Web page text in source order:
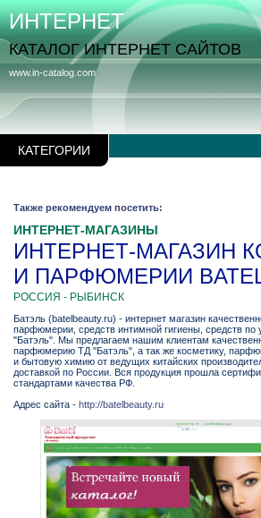
КАТЕГОРИИ
www.in-catalog.com
ИНТЕРНЕТ
КАТАЛОГ ИНТЕРНЕТ САЙТОВ
Также рекомендуем посетить:
ИНТЕРНЕТ-МАГАЗИНЫ
ИНТЕРНЕТ-МАГАЗИН
И ПАРФЮМЕРИИ
РОССИЯ - РЫБИНСК
Батэль (batelbeauty.ru) - интернет магазин
парфюмерии, средств интимной гигиены, средств
"Батэль". Мы предлагаем нашим клиентам
парфюмерию ТД "Батэль", а так же косметику,
и бытовую химию от ведущих китайских
доставкой по России. Вся продукция прошла
стандартами качества РФ.
Адрес сайта - http://batelbeauty.ru